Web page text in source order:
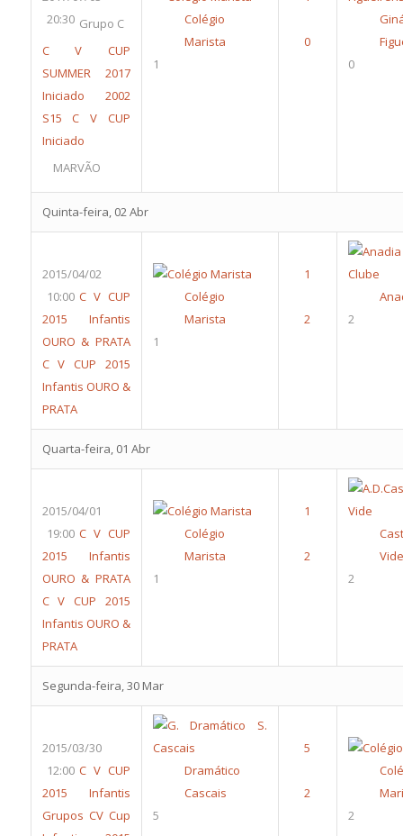
20:30 Grupo C
C V CUP
SUMMER 2017
Iniciado 2002
S15
C V CUP
Iniciado
MARVÃO
Colégio
Marista
1
0
Quinta-feira, 02 Abr
2015/04/02
10:00 C V CUP
2015 Infantis
OURO & PRATA
C V CUP 2015
Infantis OURO &
PRATA
Colégio
Marista
1
2
Quarta-feira, 01 Abr
2015/04/01
19:00 C V CUP
2015 Infantis
OURO & PRATA
C V CUP 2015
Infantis OURO &
PRATA
Colégio
Marista
1
Vide
2
Segunda-feira, 30 Mar
2015/03/30
12:00 C V CUP
2015 Infantis
Grupos CV Cup
Dramático
Cascais
5
2